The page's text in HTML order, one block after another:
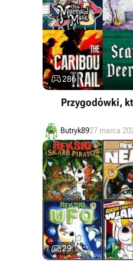
286
Przygodówki,
Butryk8927 marca
29